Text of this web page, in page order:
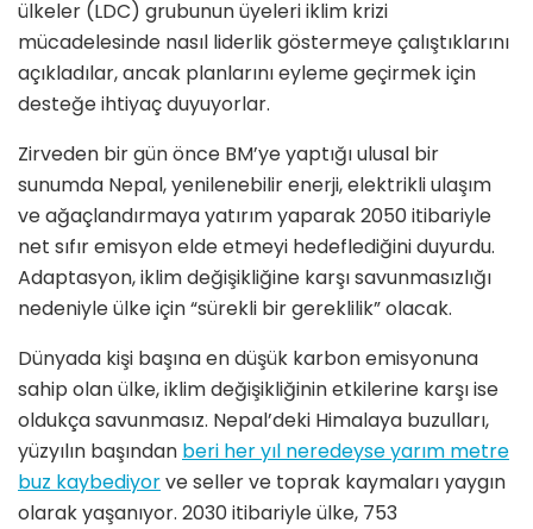
ülkeler (LDC) grubunun üyeleri iklim krizi
mücadelesinde nasıl liderlik göstermeye çalıştıklarını
açıkladılar, ancak planlarını eyleme geçirmek için
desteğe ihtiyaç duyuyorlar.
Zirveden bir gün önce BM’ye yaptığı ulusal bir
sunumda Nepal, yenilenebilir enerji, elektrikli ulaşım
ve ağaçlandırmaya yatırım yaparak 2050 itibariyle
net sıfır emisyon elde etmeyi hedeflediğini duyurdu.
Adaptasyon, iklim değişikliğine karşı savunmasızlığı
nedeniyle ülke için “sürekli bir gereklilik” olacak.
Dünyada kişi başına en düşük karbon emisyonuna
sahip olan ülke, iklim değişikliğinin etkilerine karşı ise
oldukça savunmasız. Nepal’deki Himalaya buzulları,
yüzyılın başından beri her yıl neredeyse yarım metre
buz kaybediyorve seller ve toprak kaymaları yaygın
olarak yaşanıyor. 2030 itibariyle ülke, 753